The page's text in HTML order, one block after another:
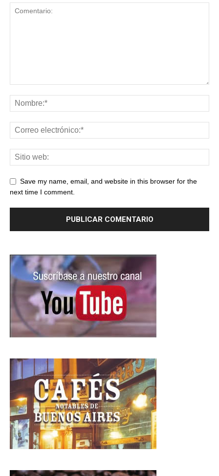
Save my name, email, and website in this browser for the
next time I comment.